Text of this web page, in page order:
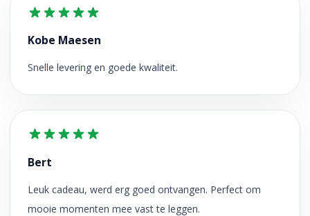
Kobe Maesen
Snelle levering en goede kwaliteit.
Bert
Leuk cadeau, werd erg goed ontvangen. Perfect om
mooie momenten mee vast te leggen.